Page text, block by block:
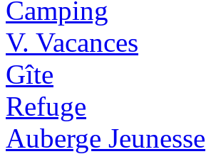
Camping
V. Vacances
Gîte
Refuge
Auberge Jeunesse